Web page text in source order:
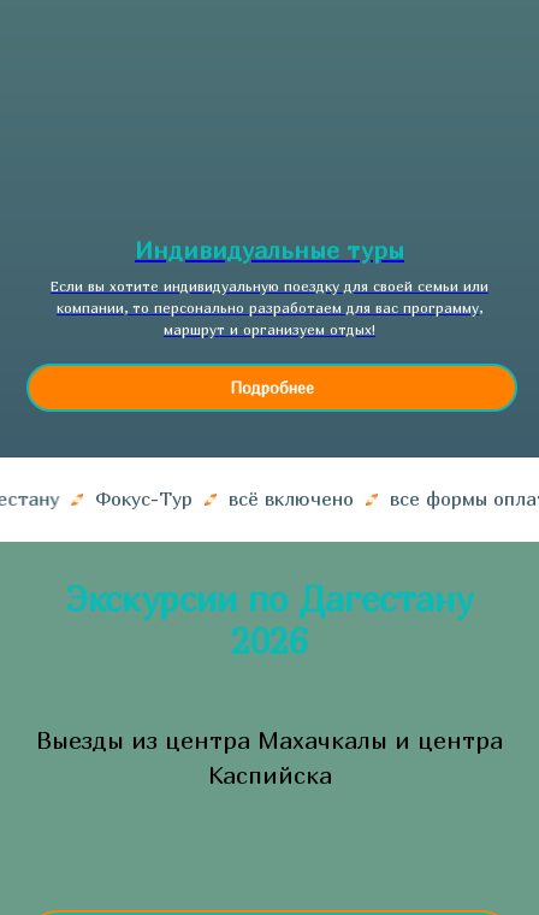
Индивидуальные туры
Если вы хотите индивидуальную поездку для своей семьи или
компании, то персонально разработаем для вас программу,
маршрут и организуем отдых!
Подробнее
Фокус-Тур всё включено все формы оплаты
Экскурсии по Дагестану
2026
Выезды из центра Махачкалы и центра
Каспийска